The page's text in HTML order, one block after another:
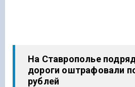
На Ставрополье
дороги оштрафовали
рублей